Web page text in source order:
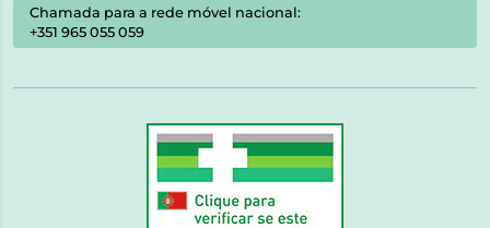
Chamada para a rede móvel nacional:
+351 965 055 059